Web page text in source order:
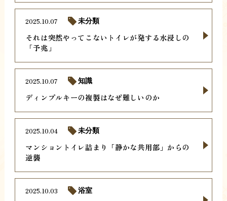
それは突然やってこないトイレが発する水浸しの
「予兆」
2025.10.07 未分類
ディンプルキーの複製はなぜ難しいのか
2025.10.07 知識
マンショントイレ詰まり「静かな共用部」からの
逆襲
2025.10.04 未分類
2025.10.03 浴室